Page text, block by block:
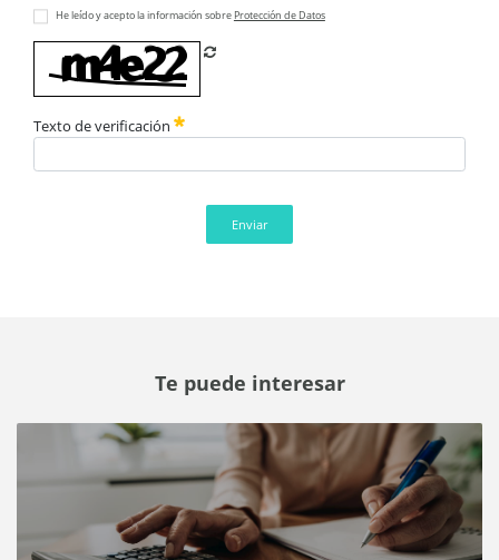
He leído y acepto la información sobre Protección de Datos
Texto de verificación
Enviar
Te puede interesar